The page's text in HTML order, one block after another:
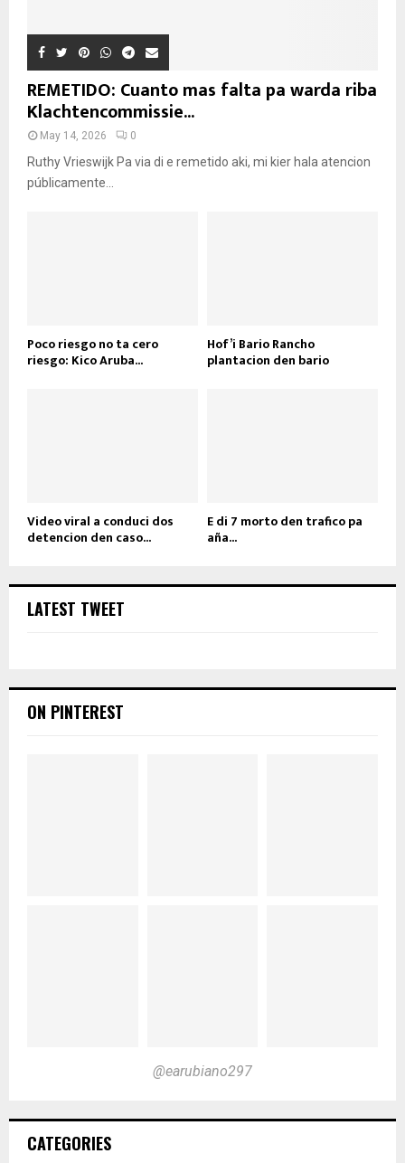
REMETIDO: Cuanto mas falta pa warda riba
Klachtencommissie...
May 14, 2026 0
Ruthy Vrieswijk Pa via di e remetido aki, mi kier hala atencion
públicamente...
Poco riesgo no ta cero
riesgo: Kico Aruba...
Hof’i Bario Rancho
plantacion den bario
Video viral a conduci dos
detencion den caso...
E di 7 morto den trafico pa
aña...
LATEST TWEET
ON PINTEREST
@earubiano297
CATEGORIES